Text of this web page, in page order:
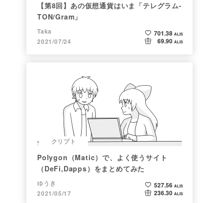
【第8回】あの仮想通貨はいま「テレグラム-
TON/Gram」
Taka
2021/07/24
701.38 ALIS
69.90 ALIS
クリプト
Polygon（Matic）で、よく使うサイト
（DeFi,Dapps）をまとめてみた
ゆうき
2021/05/17
527.56 ALIS
236.30 ALIS